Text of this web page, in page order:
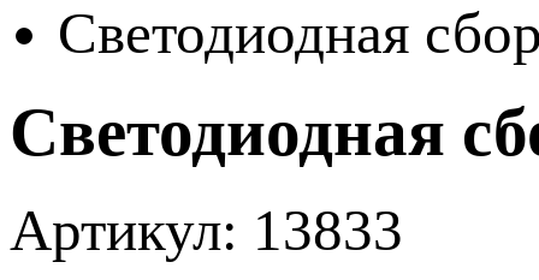
Светодиодная
Светодиодная
Артикул: 13833